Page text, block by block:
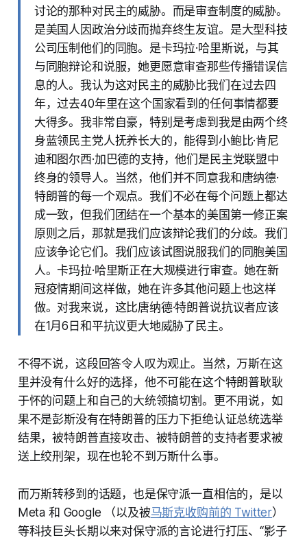
讨论的那种对民主的威胁。而是审查制度的威胁。
是美国人因政治分歧而抛弃终生友谊。是大型科技
公司压制他们的同胞。是卡玛拉·哈里斯说，与其
与同胞辩论和说服，她更愿意审查那些传播错误信
息的人。我认为这对民主的威胁比我们在过去四
年，过去40年里在这个国家看到的任何事情都要
大得多。我非常自豪，特别是考虑到我是由两个终
身蓝领民主党人抚养长大的，能得到小鲍比·肯尼
迪和图尔西·加巴德的支持，他们是民主党联盟中
终身的领导人。当然，他们并不同意我和唐纳德·
特朗普的每一个观点。我们不必在每个问题上都达
成一致，但我们团结在一个基本的美国第一修正案
原则之后，那就是我们应该辩论我们的分歧。我们
应该争论它们。我们应该试图说服我们的同胞美国
人。卡玛拉·哈里斯正在大规模进行审查。她在新
冠疫情期间这样做，她在许多其他问题上也这样
做。对我来说，这比唐纳德·特朗普说抗议者应该
在1月6日和平抗议更大地威胁了民主。
不得不说，这段回答令人叹为观止。当然，万斯在这
里并没有什么好的选择，他不可能在这个特朗普耿耿
于怀的问题上和自己的大统领搞切割。更不用说，如
果不是彭斯没有在特朗普的压力下拒绝认证总统选举
结果，被特朗普直接攻击、被特朗普的支持者要求被
送上绞刑架，现在也轮不到万斯什么事。
而万斯转移到的话题，也是保守派一直相信的，是以
Meta 和 Google （以及被马斯克收购前的 Twitter）
等科技巨头长期以来对保守派的言论进行打压、“影子